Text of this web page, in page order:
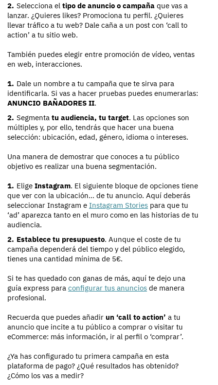
Selecciona el tipo de anuncio o campaña que vas a
lanzar. ¿Quieres likes? Promociona tu perfil. ¿Quieres
llevar tráfico a tu web? Dale caña a un post con ‘call to
action’ a tu sitio web.
También puedes elegir entre promoción de vídeo, ventas
en web, interacciones.
Dale un nombre a tu campaña que te sirva para
identificarla. Si vas a hacer pruebas puedes enumerarlas:
ANUNCIO BAÑADORES II.
Segmenta tu audiencia, tu target. Las opciones son
múltiples y, por ello, tendrás que hacer una buena
selección: ubicación, edad, género, idioma o intereses.
Una manera de demostrar que conoces a tu público
objetivo es realizar una buena segmentación.
Elige Instagram. El siguiente bloque de opciones tiene
que ver con la ubicación… de tu anuncio. Aquí deberás
seleccionar Instagram e Instagram Stories para que tu
‘ad’ aparezca tanto en el muro como en las historias de tu
audiencia.
Establece tu presupuesto. Aunque el coste de tu
campaña dependerá del tiempo y del público elegido,
tienes una cantidad mínima de 5€.
Si te has quedado con ganas de más, aquí te dejo una
guía express para configurar tus anuncios de manera
profesional.
Recuerda que puedes añadir un ‘call to action’ a tu
anuncio que incite a tu público a comprar o visitar tu
eCommerce: más información, ir al perfil o ‘comprar’.
¿Ya has configurado tu primera campaña en esta
plataforma de pago? ¿Qué resultados has obtenido?
¿Cómo los vas a medir?